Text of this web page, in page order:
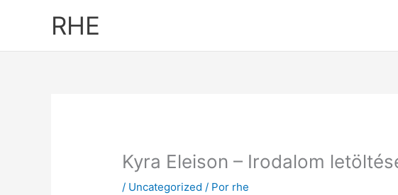
RHE
Kyra Eleison – Irodalom
/ Uncategorized / Por rhe